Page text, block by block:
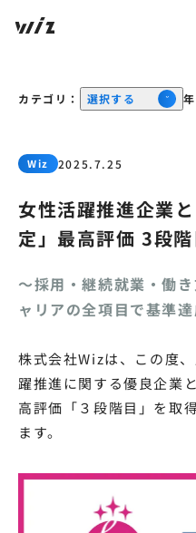
カテゴリ： 選択する
Wiz 2025.7.25
女性活躍推進企業
定」最高評価 3段
～採用・継続就業・働
ャリアの全項目で基準
株式会社Wizは、この度
躍推進に関する優良企業
高評価「３段階目」を取
ます。